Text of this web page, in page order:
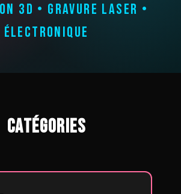
3D • GRAVURE LASER •
ÉLECTRONIQUE
CATÉGORIES